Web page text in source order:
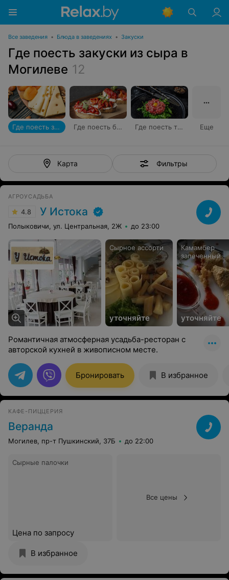
Все заведения • Блюда в заведениях • Закуски
Где поесть закуски из сыра в
Могилеве 12
Где поесть закуски из сыра Где поесть брускетты Где поесть тартар Еще
Карта Фильтры
АГРОУСАДЬБА
4.8 У Истока
Полыковичи, ул. Центральная, 2Ж до 23:00
Сырное ассорти
уточняйте
Камамбер
запеченный
уточняйте
Романтичная атмосферная усадьба-ресторан с
авторской кухней в живописном месте.
Бронировать В избранное
КАФЕ-ПИЦЦЕРИЯ
Веранда
Могилев, пр-т Пушкинский, 37Б до 22:00
Сырные палочки
Цена по запросу
Все цены
В избранное